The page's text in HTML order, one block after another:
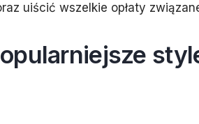
uiścić wszelkie opłaty